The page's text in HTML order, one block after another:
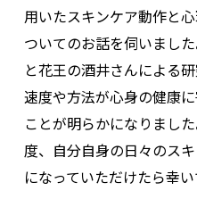
用いたスキンケア動作と
ついてのお話を伺いまし
と花王の酒井さんによる
速度や方法が心身の健康
ことが明らかになりまし
度、自分自身の日々のス
になっていただけたら幸い